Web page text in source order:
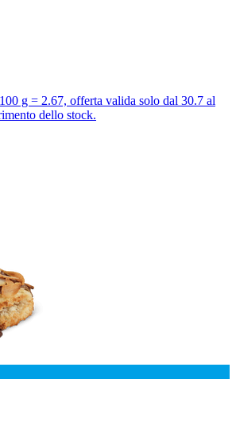
g = 2.67, offerta valida solo dal 30.7 al
dello stock.